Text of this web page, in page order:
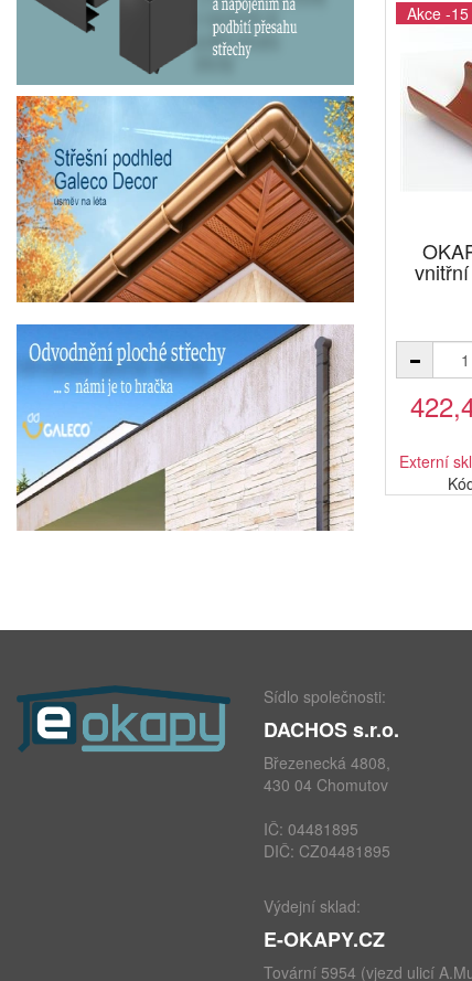
Akce -15
Externí
Sídlo společnosti:
DACHOS s.r.o.
Březenecká 4808,
430 04 Chomutov
IČ: 04481895
DIČ: CZ04481895
Výdejní sklad:
E-OKAPY.CZ
Tovární 5954 (vjezd ulicí